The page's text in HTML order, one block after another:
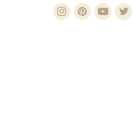
Twitter
YouTube
Pinterest
Instagram